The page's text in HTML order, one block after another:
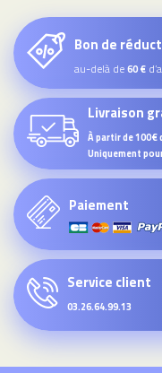
Bon de
au-delà de60 €
Livraison
À partir de 100€
Uniquement
Paiement
Service client
03.26.64.99.13